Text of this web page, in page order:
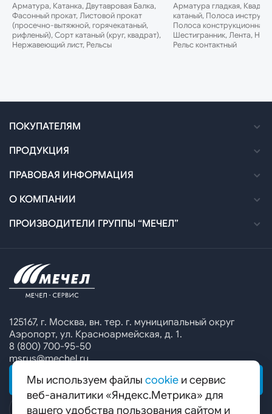
Арматура, Катанка, Двутавровая Балка,
Фасонный прокат, Листовой прокат
(просечно-вытяжной, горячекатаный,
рифленый), Сорт катаный (круг, квадрат),
Нержавеющий лист, Рельсы
Арматура гладкая,
катаный, Полоса
Полоса
Шестигранник, Лента,
Рельс контактный
ПОКУПАТЕЛЯМ
Как оформить заказ
Доставка
Оплата
Договоры и УПМД
Сбор коммерческих предложений
Специальные предложения
Калькулятор металла
ПРОДУКЦИЯ
Каталог
Технические спецификации
Сертификация
ПРАВОВАЯ ИНФОРМАЦИЯ
Политика в отношении обработки персональных
О КОМПАНИИ
Новости
ПРОИЗВОДИТЕЛИ ГРУППЫ “МЕЧЕЛ”
Ижсталь
Уральская кузница
Белорецкий металлургический комбинат
Гурьевский филиал ЧМК
125167, г. Москва, вн. тер. г. муниципальный округ
Аэропорт, ул. Красноармейская, д. 1.
8 (800) 700-95-50
msrus@mechel.ru
ОБРАТНАЯ СВЯЗЬ
Мы используем файлы cookie и сервис
веб-аналитики «Яндекс.Метрика» для
вашего удобства пользования сайтом и